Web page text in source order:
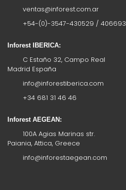
ventas@inforest.com.ar
+54-(0)-3547-430529 / 406693
Inforest IBERICA:
C Estaño 32, Campo Real
Madrid España
info@inforestiberica.com
+34 681 31 46 46
Inforest AEGEAN:
100A Agias Marinas str.
Paiania, Attica, Greece
info@inforestaegean.com